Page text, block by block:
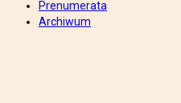
Prenumerata
Archiwum